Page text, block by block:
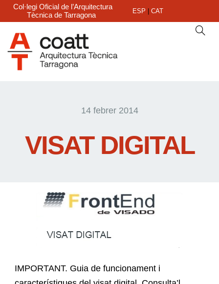
Col·legi Oficial de l’Arquitectura
Tècnica de Tarragona
ESP CAT
14 febrer 2014
VISAT DIGITAL
IMPORTANT. Guia de funcionament i